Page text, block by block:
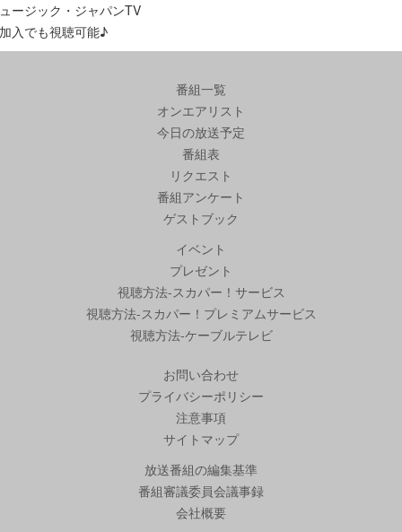
ージック・ジャパンTV
入でも視聴可能♪
番組一覧
オンエアリスト
今日の放送予定
番組表
リクエスト
番組アンケート
ゲストブック
イベント
プレゼント
視聴方法-スカパー！サービス
視聴方法-スカパー！プレミアムサービス
視聴方法-ケーブルテレビ
お問い合わせ
プライバシーポリシー
注意事項
サイトマップ
放送番組の編集基準
番組審議委員会議事録
会社概要